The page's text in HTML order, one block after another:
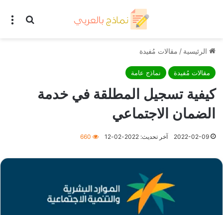
بحث
الرئيسية / مقالات مُفيدة
مقالات مُفيدة نماذج عامة
كيفية تسجيل المطلقة في خدمة
الضمان الاجتماعي
2022-02-09 آخر تحديث: 2022-02-12 660